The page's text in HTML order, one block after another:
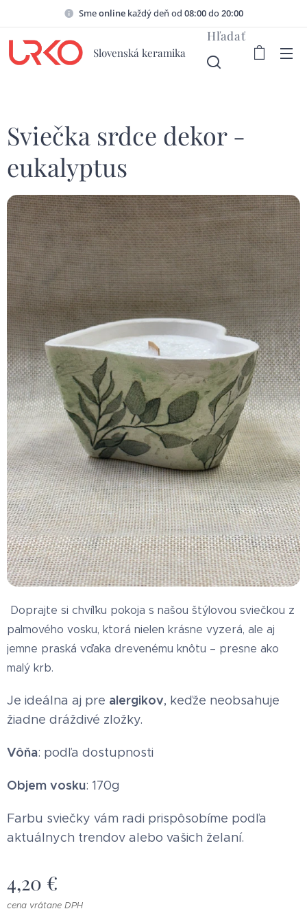
Smeonline každý deň od 08:00do20:00
Slovenská keramika
Hľadať
Sviečka srdce dekor -
eukalyptus
Doprajte si chvíľku pokoja s našou štýlovou sviečkou z
palmového vosku, ktorá nielen krásne vyzerá, ale aj
jemne praská vďaka drevenému knôtu – presne ako
malý krb.
Je ideálna aj pre alergikov, keďže neobsahuje
žiadne dráždivé zložky.
Vôňa: podľa dostupnosti
Objem vosku: 170g
Farbu sviečky vám radi prispôsobíme podľa
aktuálnych trendov alebo vašich želaní.
4,20 €
cena vrátane DPH